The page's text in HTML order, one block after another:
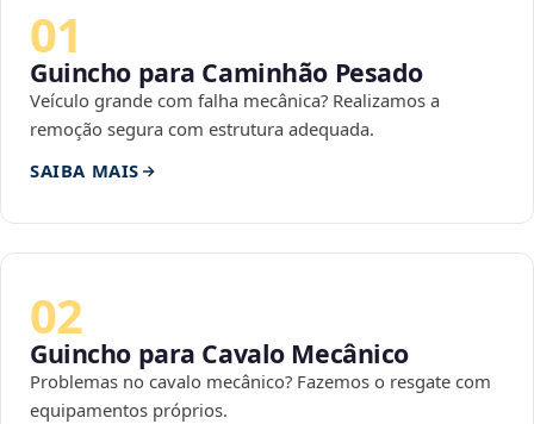
01
Guincho para Caminhão Pesado
Veículo grande com falha mecânica? Realizamos a
remoção segura com estrutura adequada.
SAIBA MAIS
02
Guincho para Cavalo Mecânico
Problemas no cavalo mecânico? Fazemos o resgate com
equipamentos próprios.